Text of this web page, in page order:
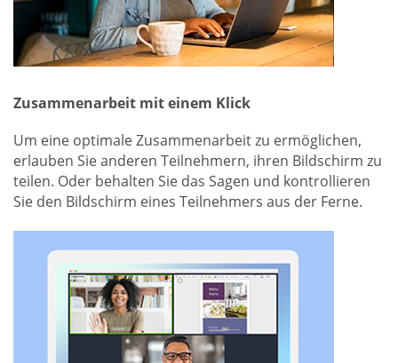
Zusammenarbeit mit einem Klick
Um eine optimale Zusammenarbeit zu ermöglichen,
erlauben Sie anderen Teilnehmern, ihren Bildschirm zu
teilen. Oder behalten Sie das Sagen und kontrollieren
Sie den Bildschirm eines Teilnehmers aus der Ferne.